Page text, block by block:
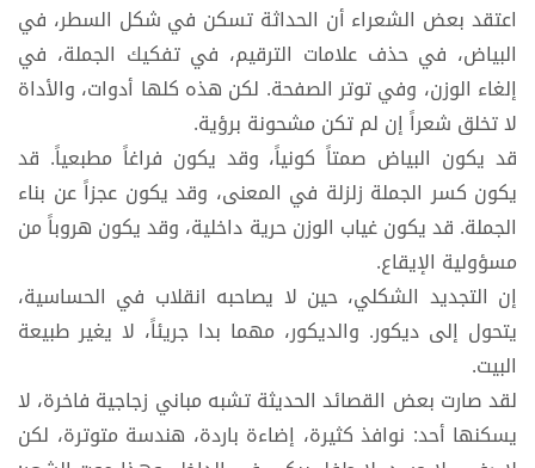
اعتقد بعض الشعراء أن الحداثة تسكن في شكل السطر، في
البياض، في حذف علامات الترقيم، في تفكيك الجملة، في
إلغاء الوزن، وفي توتر الصفحة. لكن هذه كلها أدوات، والأداة
لا تخلق شعراً إن لم تكن مشحونة برؤية.
قد يكون البياض صمتاً كونياً، وقد يكون فراغاً مطبعياً. قد
يكون كسر الجملة زلزلة في المعنى، وقد يكون عجزاً عن بناء
الجملة. قد يكون غياب الوزن حرية داخلية، وقد يكون هروباً من
مسؤولية الإيقاع.
إن التجديد الشكلي، حين لا يصاحبه انقلاب في الحساسية،
يتحول إلى ديكور. والديكور، مهما بدا جريئاً، لا يغير طبيعة
البيت.
لقد صارت بعض القصائد الحديثة تشبه مباني زجاجية فاخرة، لا
يسكنها أحد: نوافذ كثيرة، إضاءة باردة، هندسة متوترة، لكن